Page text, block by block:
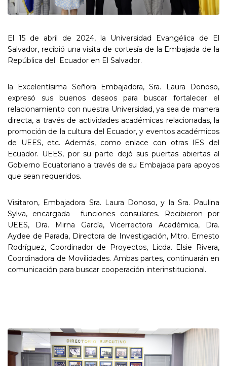
El 15 de abril de 2024, la Universidad Evangélica de El
Salvador, recibió una visita de cortesía de la Embajada de la
República del Ecuador en El Salvador.
la Excelentísima Señora Embajadora, Sra. Laura Donoso,
expresó sus buenos deseos para buscar fortalecer el
relacionamiento con nuestra Universidad, ya sea de manera
directa, a través de actividades académicas relacionadas, la
promoción de la cultura del Ecuador, y eventos académicos
de UEES, etc. Además, como enlace con otras IES del
Ecuador. UEES, por su parte dejó sus puertas abiertas al
Gobierno Ecuatoriano a través de su Embajada para apoyos
que sean requeridos.
Visitaron, Embajadora Sra. Laura Donoso, y la Sra. Paulina
Sylva, encargada funciones consulares. Recibieron por
UEES, Dra. Mirna García, Vicerrectora Académica, Dra.
Aydee de Parada, Directora de Investigación, Mtro. Ernesto
Rodríguez, Coordinador de Proyectos, Licda. Elsie Rivera,
Coordinadora de Movilidades. Ambas partes, continuarán en
comunicación para buscar cooperación interinstitucional.